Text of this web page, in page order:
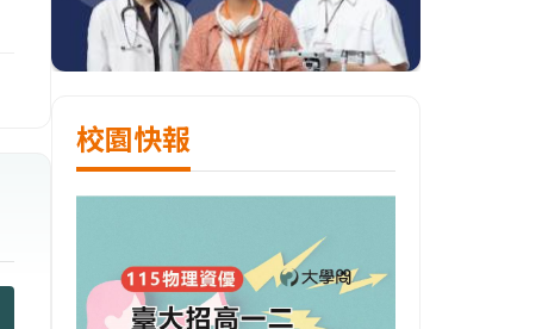
校園快報